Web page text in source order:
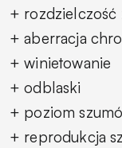
+ rozdzielczość
+ aberracja
+ winietowanie
+ odblaski
+ poziom
+ reprodukcja